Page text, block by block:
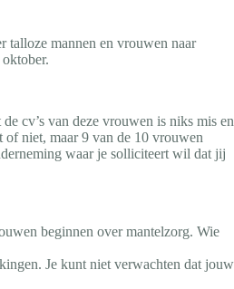
talloze mannen en vrouwen naar
de cv’s van deze vrouwen is niks mis en
of niet, maar 9 van de 10 vrouwen
waar je solliciteert wil dat jij
beginnen over mantelzorg. Wie
Je kunt niet verwachten dat jouw